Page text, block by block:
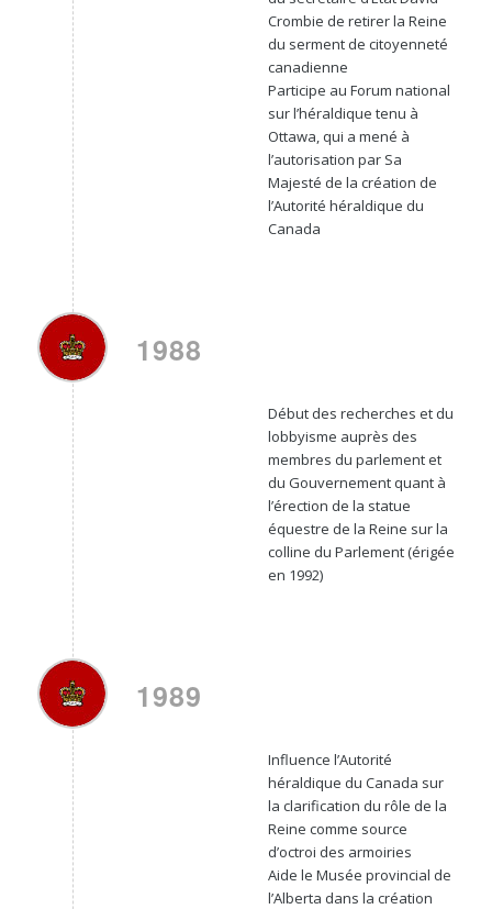
Crombie de retirer la Reine
du serment de citoyenneté
canadienne
Participe au Forum national
sur l’héraldique tenu à
Ottawa, qui a mené à
l’autorisation par Sa
Majesté de la création de
l’Autorité héraldique du
Canada
1988
Début des recherches et du
lobbyisme auprès des
membres du parlement et
du Gouvernement quant à
l’érection de la statue
équestre de la Reine sur la
colline du Parlement (érigée
en 1992)
1989
Influence l’Autorité
héraldique du Canada sur
la clarification du rôle de la
Reine comme source
d’octroi des armoiries
Aide le Musée provincial de
l’Alberta dans la création